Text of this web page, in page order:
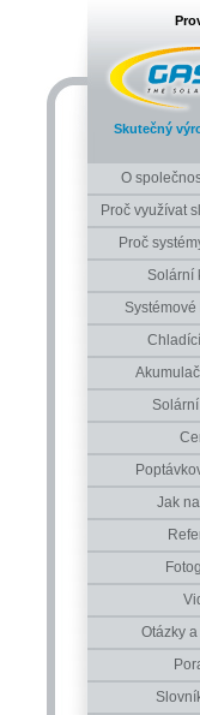
Skutečný
O
Proč využívat
Proč
Solární
Jak
Otázky